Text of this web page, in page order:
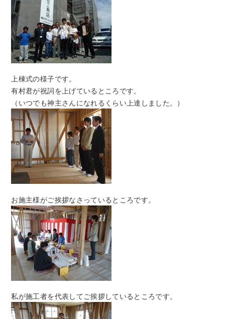
上棟式の様子です。
有村君が祝詞を上げているところです。
（いつでも神主さんになれるくらい上達しました。）
お施主様がご挨拶なさっているところです。
私が施工者を代表してご挨拶しているところです。